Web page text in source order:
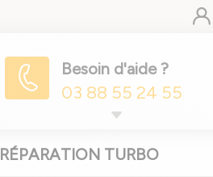
Besoin d'aide ?
03 88 55 24 55
RÉPARATION TURBO